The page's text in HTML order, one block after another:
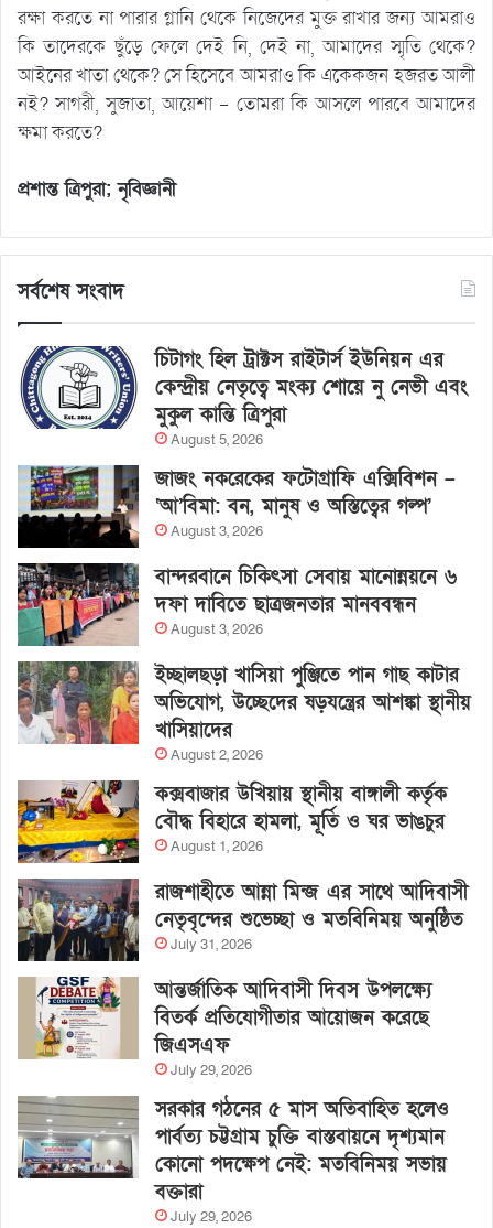
রক্ষা করতে না পারার গ্লানি থেকে নিজেদের মুক্ত রাখার জন্য আমরাও
কি তাদেরকে ছুঁড়ে ফেলে দেই নি, দেই না, আমাদের স্মৃতি থেকে?
আইনের খাতা থেকে? সে হিসেবে আমরাও কি একেকজন হজরত আলী
নই? সাগরী, সুজাতা, আয়েশা – তোমরা কি আসলে পারবে আমাদের
ক্ষমা করতে?
প্রশান্ত ত্রিপুরা; নৃবিজ্ঞানী
সর্বশেষ সংবাদ
চিটাগং হিল ট্রাক্টস রাইটার্স ইউনিয়ন এর
কেন্দ্রীয় নেতৃত্বে মংক্য শোয়ে নু নেভী এবং
মুকুল কান্তি ত্রিপুরা
August 5, 2026
জাজং নকরেকের ফটোগ্রাফি এক্সিবিশন –
‘আ’বিমা: বন, মানুষ ও অস্তিত্বের গল্প’
August 3, 2026
বান্দরবানে চিকিৎসা সেবায় মানোন্নয়নে ৬
দফা দাবিতে ছাত্রজনতার মানববন্ধন
August 3, 2026
ইচ্ছালছড়া খাসিয়া পুঞ্জিতে পান গাছ কাটার
অভিযোগ, উচ্ছেদের ষড়যন্ত্রের আশঙ্কা স্থানীয়
খাসিয়াদের
August 2, 2026
কক্সবাজার উখিয়ায় স্থানীয় বাঙ্গালী কর্তৃক
বৌদ্ধ বিহারে হামলা, মূর্তি ও ঘর ভাঙচুর
August 1, 2026
রাজশাহীতে আন্না মিন্জ এর সাথে আদিবাসী
নেতৃবৃন্দের শুভেচ্ছা ও মতবিনিময় অনুষ্ঠিত
July 31, 2026
আন্তর্জাতিক আদিবাসী দিবস উপলক্ষ্যে
বিতর্ক প্রতিযোগীতার আয়োজন করেছে
জিএসএফ
July 29, 2026
সরকার গঠনের ৫ মাস অতিবাহিত হলেও
পার্বত্য চট্টগ্রাম চুক্তি বাস্তবায়নে দৃশ্যমান
কোনো পদক্ষেপ নেই: মতবিনিময় সভায়
বক্তারা
July 29, 2026